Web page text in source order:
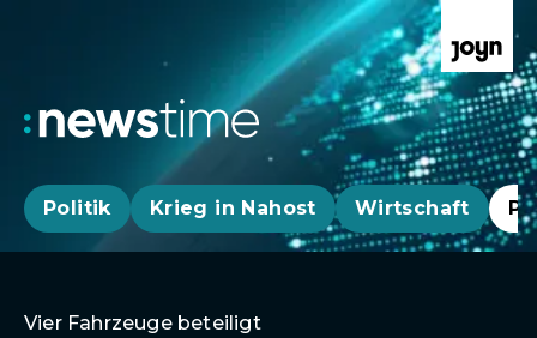
Politik Krieg in Nahost Wirtschaft
Vier Fahrzeuge beteiligt